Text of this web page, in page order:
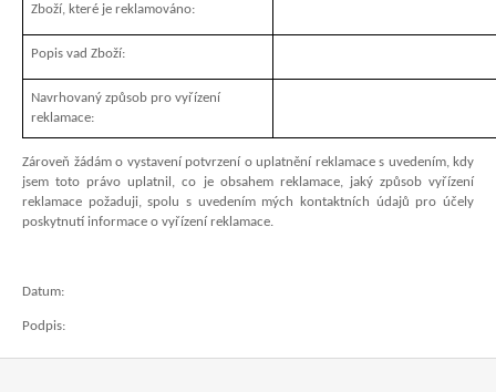
Zboží, které je reklamováno:
Popis vad Zboží:
Navrhovaný způsob pro vyřízení
reklamace:
Zároveň žádám o vystavení potvrzení o uplatnění reklamace s uvedením, kdy
jsem toto právo uplatnil, co je obsahem reklamace, jaký způsob vyřízení
reklamace požaduji, spolu s uvedením mých kontaktních údajů pro účely
poskytnutí informace o vyřízení reklamace.
Datum:
Podpis:
D
o
p
o
u
č
u
j